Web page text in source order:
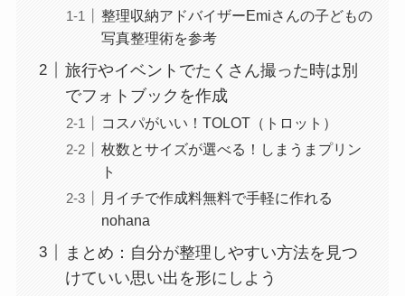
整理収納アドバイザーEmiさんの子どもの
写真整理術を参考
旅行やイベントでたくさん撮った時は別
でフォトブックを作成
コスパがいい！TOLOT（トロット）
枚数とサイズが選べる！しまうまプリン
ト
月イチで作成料無料で手軽に作れる
nohana
まとめ：自分が整理しやすい方法を見つ
けていい思い出を形にしよう